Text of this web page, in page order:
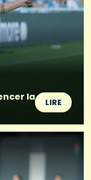
la
LIRE